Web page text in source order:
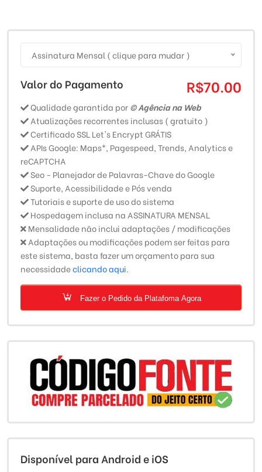
Assinatura Mensal ( clique para mudar )
Valor do Pagamento R$70.00
Qualidade garantida por© Agência na Web
Atualizações recorrentes inclusas ( gratuito )
Certificado SSL Let's Encrypt GRÁTIS
APIs Google: Maps*, Pagespeed, Trends, Analytics e
reCAPTCHA
Seo - Planejador de Palavras-Chave do Google
Suporte, Acessibilidade e Pós venda
Tutoriais e suporte de uso do sistema
Hospedagem inclusa na ASSINATURA MENSAL
Mensalidade não inclui adaptações / modificações
Adaptações ou modificações podem ser feitas para
este sistema, basta fazer um orçamento para sua
necessidadeclicando aqui.
Fazer o Pedido da Platafoma Agora
Disponível para Android e iOS